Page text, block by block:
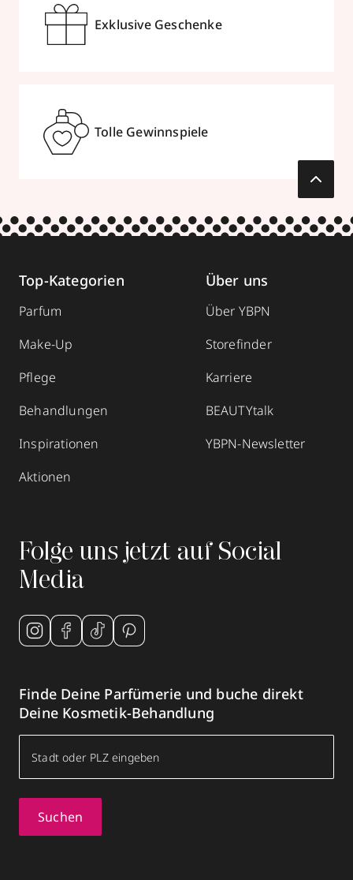
Exklusive Geschenke
Tolle Gewinnspiele
Top-Kategorien
Parfum
Make-Up
Pflege
Behandlungen
Inspirationen
Aktionen
Über uns
Über YBPN
Storefinder
Karriere
BEAUTYtalk
YBPN-Newsletter
Folge uns jetzt auf Social
Media
Finde Deine Parfümerie und buche direkt
Deine Kosmetik-Behandlung
Suchen